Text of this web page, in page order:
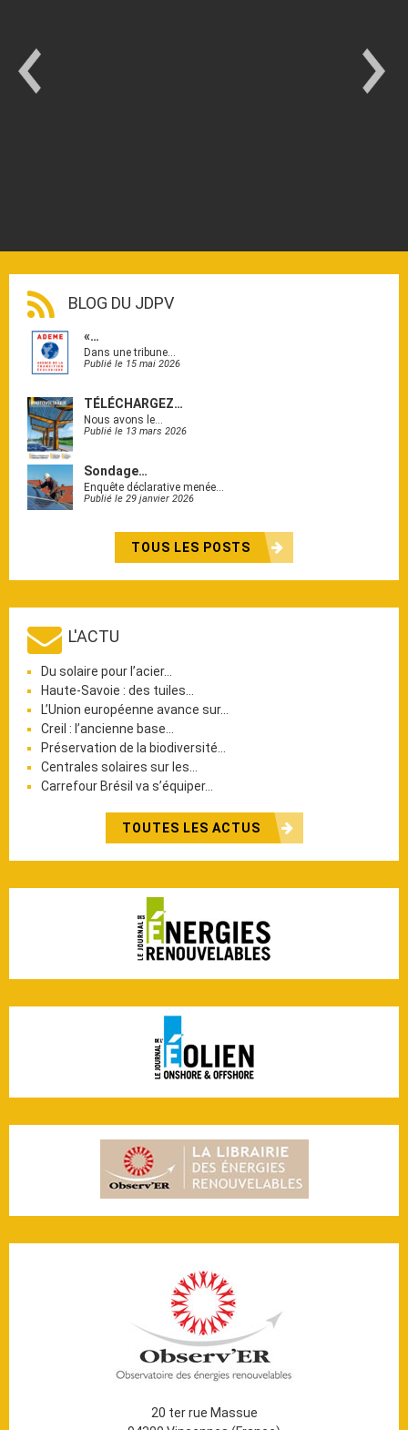
BLOG DU JDPV
«…
Dans une tribune…
Publié le 15 mai 2026
TÉLÉCHARGEZ…
Nous avons le…
Publié le 13 mars 2026
Sondage…
Enquête déclarative menée…
Publié le 29 janvier 2026
TOUS LES POSTS
L'ACTU
Du solaire pour l’acier…
Haute-Savoie : des tuiles…
L’Union européenne avance sur…
Creil : l’ancienne base…
Préservation de la biodiversité…
Centrales solaires sur les…
Carrefour Brésil va s’équiper…
TOUTES LES ACTUS
20 ter rue Massue